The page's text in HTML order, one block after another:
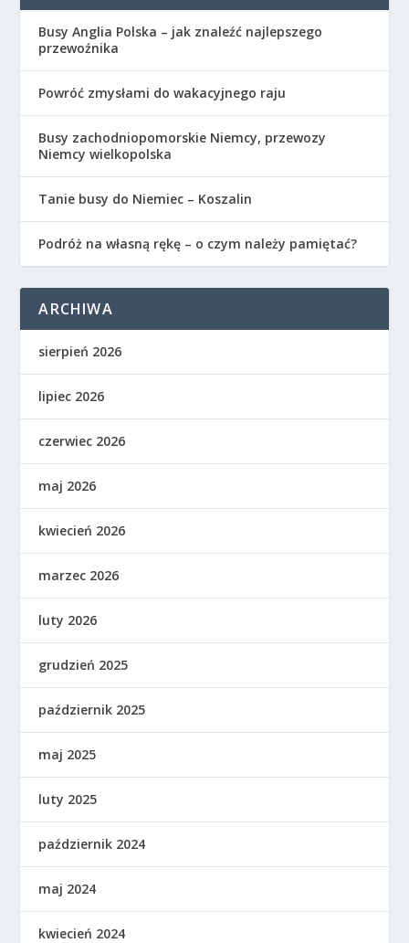
Busy Anglia Polska – jak znaleźć najlepszego
przewoźnika
Powróć zmysłami do wakacyjnego raju
Busy zachodniopomorskie Niemcy, przewozy
Niemcy wielkopolska
Tanie busy do Niemiec – Koszalin
Podróż na własną rękę – o czym należy pamiętać?
ARCHIWA
sierpień 2026
lipiec 2026
czerwiec 2026
maj 2026
kwiecień 2026
marzec 2026
luty 2026
grudzień 2025
październik 2025
maj 2025
luty 2025
październik 2024
maj 2024
kwiecień 2024